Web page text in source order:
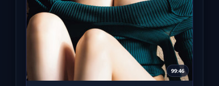
99:46